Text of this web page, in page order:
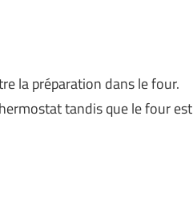
la préparation dans le four.
tandis que le four est